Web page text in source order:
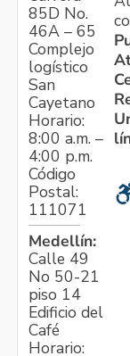
85D No.
46A – 65
Complejo
logístico
San
Cayetano
Horario:
8:00 a.m. –
4:00 p.m.
Código
Postal:
111071
Medellín:
Calle 49
No 50-21
piso 14
Edificio del
Café
Horario: